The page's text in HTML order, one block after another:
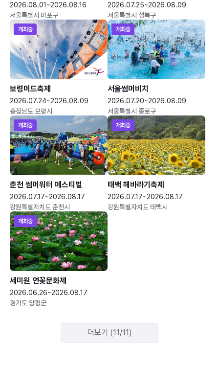
2026.08.01~2026.08.16
서울특별시 마포구
2026.07.25~2026.08.09
서울특별시 성북구
개최중
보령머드축제
2026.07.24~2026.08.09
충청남도 보령시
개최중
서울썸머비치
2026.07.20~2026.08.09
서울특별시 종로구
개최중
춘천 썸머워터 페스티벌
2026.07.17~2026.08.17
강원특별자치도 춘천시
개최중
태백 해바라기축제
2026.07.17~2026.08.17
강원특별자치도 태백시
개최중
세미원 연꽃문화제
2026.06.26~2026.08.17
경기도 양평군
더보기 (11/11)